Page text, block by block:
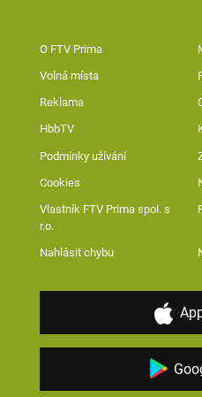
O FTV Prima
Volná místa
Reklama
HbbTV
Podmínky užívání
Cookies
Vlastník FTV Prima spol. s
r.o.
Nahlásit chybu